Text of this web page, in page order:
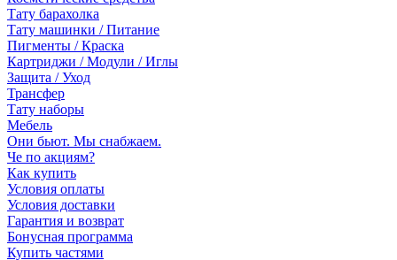
Тату барахолка
Тату машинки / Питание
Пигменты / Краска
Картриджи / Модули / Иглы
Защита / Уход
Трансфер
Тату наборы
Мебель
Они бьют. Мы снабжаем.
Че по акциям?
Как купить
Условия оплаты
Условия доставки
Гарантия и возврат
Бонусная программа
Купить частями